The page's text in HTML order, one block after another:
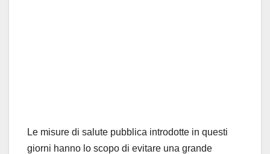
Le misure di salute pubblica introdotte in questi
giorni hanno lo scopo di evitare una grande